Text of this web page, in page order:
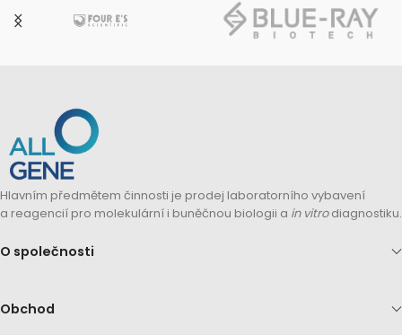
Hlavním předmětem činnosti je prodej laboratorního vybavení
a reagencií pro molekulární i buněčnou biologii a in vitrodiagnostiku.
O společnosti
Obchod